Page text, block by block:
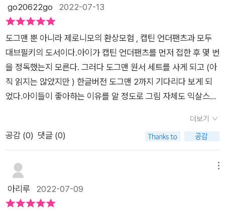
습니다. 작가와 번역가 소개부터 웃음을 자아내고 있어요. 도
평화를 지키는 영웅입니다. 세계 정복을 꿈꾸는 사악한 악당이자
천재 발명가 고양이 피티와 벌이는 아슬아슬한 대결과 염력을 사
용하는 악당 물고기 플리피, 악당 피티에 버금가는 악랄함으로 뭉
친 납작 피티, 티라노사우루스의 화석 공룡 뼈다귀 등 기상천외한
악당들이 등장해서 정신을 못차리게 만듭니다. 캐릭터도 모두 매
력적! 각 장 사이에 재미있는 내용이 숨겨져 있어요. 책을 이용
해 만들 수 있는 애니메이션 제작방법도 나와있네요. 어렸을 때
기분. 대충 그린 것 같지만 만드는 방법은 꽤나 상세하답니다. 따
라해보세요. 도그맨은 일반적인 영웅의 이미지에서 약간 벗어
나 있어서 더욱 인간적(?)인 매력이 있습니다. 개의 본능이 남아
있어 사람만 보면 마구 핥아 대고, 공만 보면 정신 줄을 놓고 급기
go20622go 2022-07-13
도그맨 뿐 아니라 제로니모의 환상모험 , 캡틴 언더팬츠과 모두
대브필키의 도서이다.아이가 캡틴 언더팬츠를 먼저 접한 후 몇 번
을 정독했는지 모른다. 그러다 도그맨 원서 세트를 사게 되고 (아
직 읽지는 않았지만 ) 한글버전 도그맨 2까지 기다리다 보게 되
었다.아이들이 좋아하는 이유를 알 정도로 그림 자체도 익살스럽
맨의 활약 또한 흥미진진하다.​나이트 경관과 그렉 경찰견은 환상
의 콤비였다.폭탄 제거를 하러 갔다가 색깔을 구분하지 못하는 그
방전이 바로 도그맨이 탄생한 것이다.도그맨과 경찰서 식구들은
서장님의 생일을 맞아 파티를 계획한다.도그맨이 물고기를 사러
가기위해 들렀지만 돈을 가져가지 않아 사지 못할수도 있었지만
더보기
공감 (0) 댓글 (0)
아리루 2022-07-09